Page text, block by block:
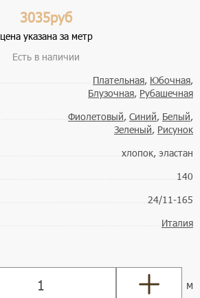
3035руб
цена указана за метр
Есть в наличии
Плательная, Юбочная,
Блузочная, Рубашечная
Фиолетовый, Синий, Белый,
Зеленый, Рисунок
хлопок, эластан
140
24/11-165
Италия
м